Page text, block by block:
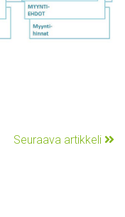
Seuraava artikkeli